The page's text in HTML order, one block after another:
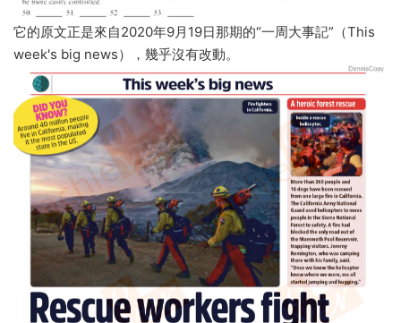
它的原文正是來自2020年9月19日那期的“一周大事記”（This
week's big news），幾乎沒有改動。